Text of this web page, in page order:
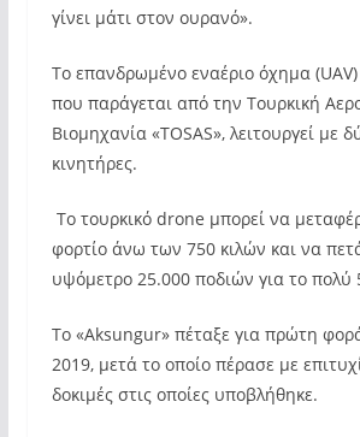
γίνει μάτι στον ουρανό».
Το επανδρωμένο εναέριο όχημα
που παράγεται από την Τουρκική
Βιομηχανία «TOSAS», λειτουργεί με
κινητήρες.
Το τουρκικό drone μπορεί να
φορτίο άνω των 750 κιλών και να
υψόμετρο 25.000 ποδιών για το πολύ
Το «Aksungur» πέταξε για πρώτη
2019, μετά το οποίο πέρασε με
δοκιμές στις οποίες υποβλήθηκε.